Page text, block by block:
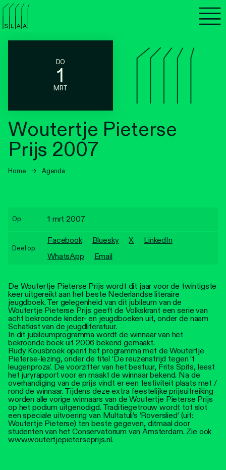
DO
1
MRT
Woutertje Pieterse
Prijs 2007
Home → Agenda
​De Woutertje Pieterse Prijs wordt dit jaar voor de twintigste
keer uitgereikt aan het beste Nederlandse literaire
jeugdboek. Ter gelegenheid van dit jubileum van de
Woutertje Pieterse Prijs geeft de Volkskrant een serie van
acht bekroonde kinder- en jeugdboeken uit, onder de naam
Schatkist van de jeugdliteratuur.
In dit jubileumprogramma wordt de winnaar van het
bekroonde boek uit 2006 bekend gemaakt.
Rudy Kousbroek opent het programma met de Woutertje
Pieterse-lezing, onder de titel ‘De reuzenstrijd tegen ’t
leugenproza’. De voorzitter van het bestuur, Frits Spits, leest
het juryrapport voor en maakt de winnaar bekend. Na de
overhandiging van de prijs vindt er een festiviteit plaats met /
rond de winnaar. Tijdens deze extra feestelijke prijsuitreiking
worden alle vorige winnaars van de Woutertje Pieterse Prijs
op het podium uitgenodigd. Traditiegetrouw wordt tot slot
een speciale uitvoering van Multatuli’s ‘Roverslied’ (uit:
Woutertje Pieterse) ten beste gegeven, ditmaal door
studenten van het Conservatorium van Amsterdam. Zie ook
www.woutertjepieterseprijs.nl.
Op 1 mrt 2007
Deel op
Facebook Bluesky X
LinkedIn
WhatsApp
Email
Agenda
Luisteren
Nieuwsbrief
Over SLAA
Personen
Toegankelijkheid
Stadsdichter